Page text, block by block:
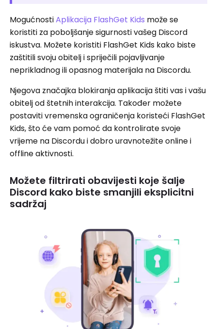
MogućnostiAplikacija FlashGet Kids može se
koristiti za poboljšanje sigurnosti vašeg Discord
iskustva. Možete koristiti FlashGet Kids kako biste
zaštitili svoju obitelj i spriječili pojavljivanje
neprikladnog ili opasnog materijala na Discordu.
Njegova značajka blokiranja aplikacija štiti vas i vašu
obitelj od štetnih interakcija. Također možete
postaviti vremenska ograničenja koristeći FlashGet
Kids, što će vam pomoć da kontrolirate svoje
vrijeme na Discordu i dobro uravnotežite online i
offline aktivnosti.
Možete filtrirati obavijesti koje šalje
Discord kako biste smanjili eksplicitni
sadržaj